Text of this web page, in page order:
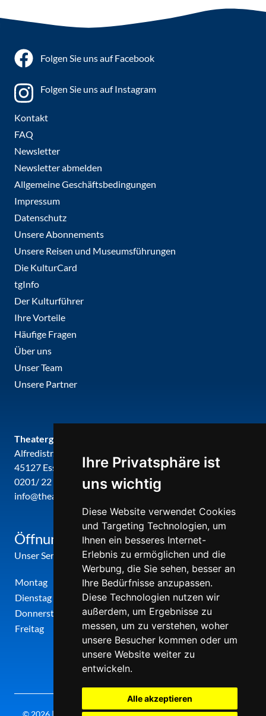
Ihre Privatsphäre ist
uns wichtig
Diese Website verwendet Cookies
und Targeting Technologien, um
Ihnen ein besseres Internet-
Erlebnis zu ermöglichen und die
Werbung, die Sie sehen, besser an
Ihre Bedürfnisse anzupassen.
Diese Technologien nutzen wir
außerdem, um Ergebnisse zu
messen, um zu verstehen, woher
unsere Besucher kommen oder um
unsere Website weiter zu
entwickeln.
Alle akzeptieren
Folgen Sie uns auf Facebook
Folgen Sie uns auf Instagram
Kontakt
FAQ
Newsletter
Newsletter abmelden
Allgemeine Geschäftsbedingungen
Impressum
Datenschutz
Unsere Abonnements
Unsere Reisen und Museumsführungen
Die KulturCard
tgInfo
Der Kulturführer
Ihre Vorteile
Häufige Fragen
Über uns
Unser Team
Unsere Partner
Theatergemeinde metropole ruhr
Alfredistr. 32
45127 Essen
0201/ 22 22 29
info@theatergemeinde-metropole-ruhr.de
Öffnungszeiten
Unser Service-Center ist zu folgenden Zeiten geöffnet
Montag
12:00 Uhr - 17:00 Uhr
Dienstag
09:00 Uhr - 12:00 Uhr
Donnerstag
09:00 Uhr - 12:00 Uhr
Freitag
09:00 Uhr - 12:00 Uhr
© 2026 | Theatergemeinde metropole ruhr | 2026/27 | Letzte